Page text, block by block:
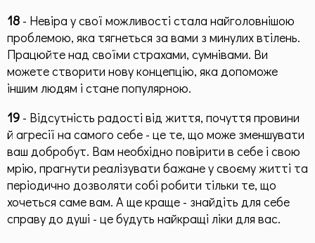
18 - Невіра у свої можливості стала найголовнішою
проблемою, яка тягнеться за вами з минулих втілень.
Працюйте над своїми страхами, сумнівами. Ви
можете створити нову концепцію, яка допоможе
іншим людям і стане популярною.
19 - Відсутність радості від життя, почуття провини
й агресії на самого себе - це те, що може зменшувати
ваш добробут. Вам необхідно повірити в себе і свою
мрію, прагнути реалізувати бажане у своєму житті та
періодично дозволяти собі робити тільки те, що
хочеться саме вам. А ще краще - знайдіть для себе
справу до душі - це будуть найкращі ліки для вас.